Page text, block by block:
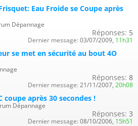
Eau Froide se Coupe après
Dépannage
Réponses: 5
Dernier message: 03/07/2009, 11h31
se met en sécurité au bout 4O
Réponses: 8
Dernier message: 21/11/2007, 20h08
coupe après 30 secondes !
Dépannage
Réponses: 3
Dernier message: 08/10/2006, 15h51